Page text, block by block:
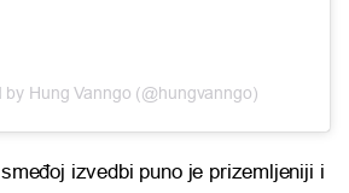
by Hung Vanngo (@hungvanngo)
izvedbi puno je prizemljeniji i